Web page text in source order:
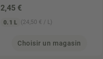
2,45 €
0.1 L (24,50 € / L)
Choisir un magasin